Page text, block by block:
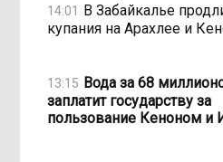
14:01 В Забайкалье
купания на Арахлее и
13:15 Вода за 68
заплатит государству за
пользование Кеноном и